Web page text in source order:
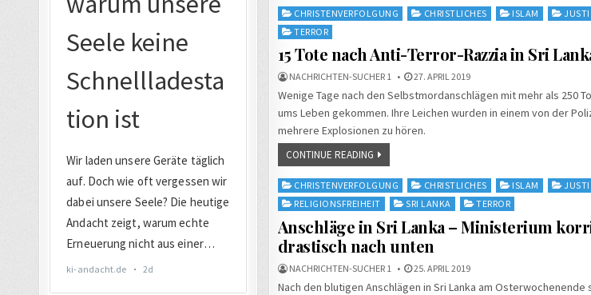
Posted
in
CHRISTENVERFOLGUNG CHRISTLICHES ISLAM
TERROR
15 Tote nach Anti-Terror-Razzia in Sri
NACHRICHTEN-SUCHER 1 27. APRIL 2019
Wenige Tage nach den Selbstmordanschlägen mit mehr als 250
ums Leben gekommen. Ihre Leichen wurden in einem von der
mehrere Explosionen zu hören.
CONTINUE READING
Posted
in
CHRISTENVERFOLGUNG CHRISTLICHES ISLAM
RELIGIONSFREIHEIT
SRI LANKA TERROR
Anschläge in Sri Lanka – Ministerium
drastisch nach unten
NACHRICHTEN-SUCHER 1 25. APRIL 2019
Nach den blutigen Anschlägen in Sri Lanka am